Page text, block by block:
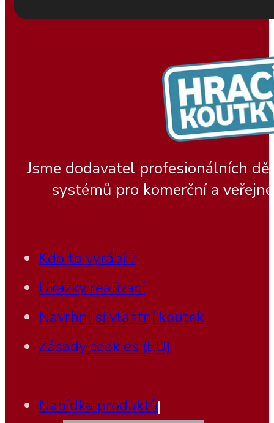
Jsme dodavatel profesionálních
systémů pro komerční a
Kdo to vyrábí ?
Ukázky realizací
Navrhni si vlastní koutek
Zásady cookies (EU)
Nabídka produktů